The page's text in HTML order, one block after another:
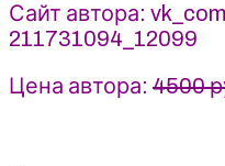
Сайт автора:
211731094_12099
Цена автора: 4500